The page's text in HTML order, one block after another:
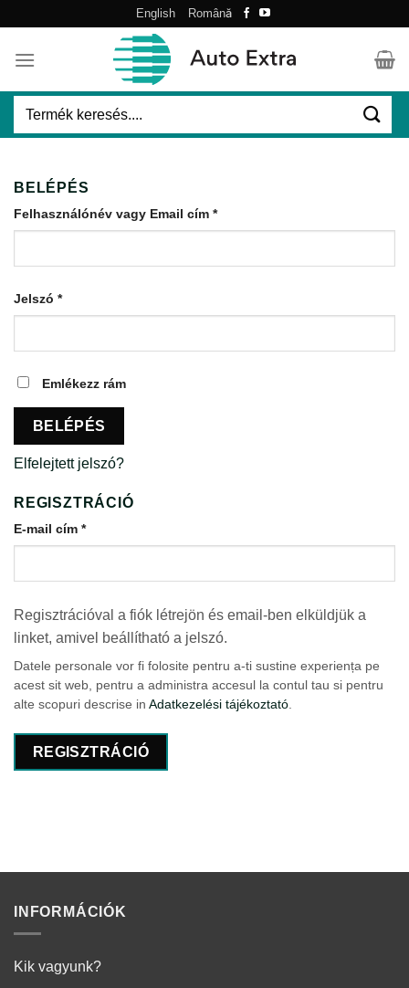
content
English Română
Keresés
BELÉPÉS
Felhasználónév vagy Email cím *Kötelező
Jelszó *Kötelező
Emlékezz rám
BELÉPÉS
Elfelejtett jelszó?
REGISZTRÁCIÓ
E-mail cím *Kötelező
Regisztrációval a fiók létrejön és email-ben elküldjük a
linket, amivel beállítható a jelszó.
Datele personale vor fi folosite pentru a-ti sustine experiența pe
acest sit web, pentru a administra accesul la contul tau si pentru
alte scopuri descrise in Adatkezelési tájékoztató.
REGISZTRÁCIÓ
INFORMÁCIÓK
Kik vagyunk?